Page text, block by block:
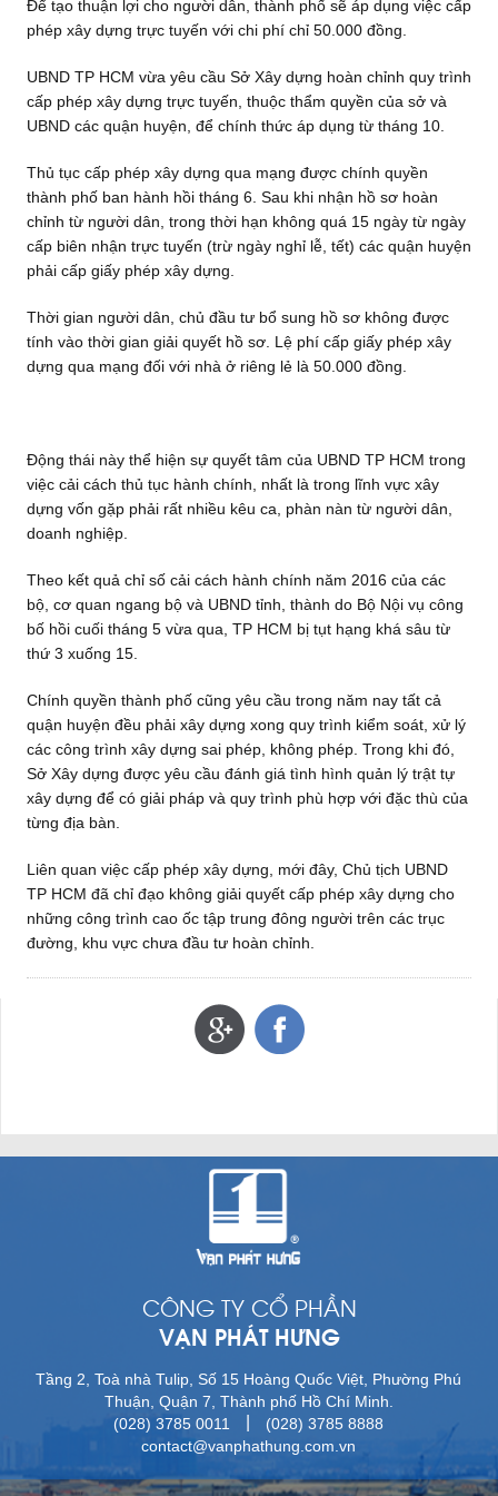
Để tạo thuận lợi cho người dân, thành phố sẽ áp dụng việc cấp
phép xây dựng trực tuyến với chi phí chỉ 50.000 đồng.
UBND TP HCM vừa yêu cầu Sở Xây dựng hoàn chỉnh quy trình
cấp phép xây dựng trực tuyến, thuộc thẩm quyền của sở và
UBND các quận huyện, để chính thức áp dụng từ tháng 10.
Thủ tục cấp phép xây dựng qua mạng được chính quyền
thành phố ban hành hồi tháng 6. Sau khi nhận hồ sơ hoàn
chỉnh từ người dân, trong thời hạn không quá 15 ngày từ ngày
cấp biên nhận trực tuyến (trừ ngày nghỉ lễ, tết) các quận huyện
phải cấp giấy phép xây dựng.
Thời gian người dân, chủ đầu tư bổ sung hồ sơ không được
tính vào thời gian giải quyết hồ sơ. Lệ phí cấp giấy phép xây
dựng qua mạng đối với nhà ở riêng lẻ là 50.000 đồng.
Động thái này thể hiện sự quyết tâm của UBND TP HCM trong
việc cải cách thủ tục hành chính, nhất là trong lĩnh vực xây
dựng vốn gặp phải rất nhiều kêu ca, phàn nàn từ người dân,
doanh nghiệp.
Theo kết quả chỉ số cải cách hành chính năm 2016 của các
bộ, cơ quan ngang bộ và UBND tỉnh, thành do Bộ Nội vụ công
bố hồi cuối tháng 5 vừa qua, TP HCM bị tụt hạng khá sâu từ
thứ 3 xuống 15.
Chính quyền thành phố cũng yêu cầu trong năm nay tất cả
quận huyện đều phải xây dựng xong quy trình kiểm soát, xử lý
các công trình xây dựng sai phép, không phép. Trong khi đó,
Sở Xây dựng được yêu cầu đánh giá tình hình quản lý trật tự
xây dựng để có giải pháp và quy trình phù hợp với đặc thù của
từng địa bàn.
Liên quan việc cấp phép xây dựng, mới đây, Chủ tịch UBND
TP HCM đã chỉ đạo không giải quyết cấp phép xây dựng cho
những công trình cao ốc tập trung đông người trên các trục
đường, khu vực chưa đầu tư hoàn chỉnh.
CÔNG TY CỔ PHẦN
VẠN PHÁT HƯNG
Tầng 2, Toà nhà Tulip, Số 15 Hoàng Quốc Việt, Phường Phú
Thuận, Quận 7, Thành phố Hồ Chí Minh.
(028) 3785 0011
(028) 3785 8888
contact@vanphathung.com.vn